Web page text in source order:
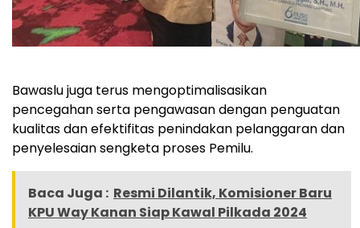
Bawaslu juga terus mengoptimalisasikan
pencegahan serta pengawasan dengan penguatan
kualitas dan efektifitas penindakan pelanggaran dan
penyelesaian sengketa proses Pemilu.
Baca Juga : Resmi Dilantik, Komisioner Baru
KPU Way Kanan Siap Kawal Pilkada 2024